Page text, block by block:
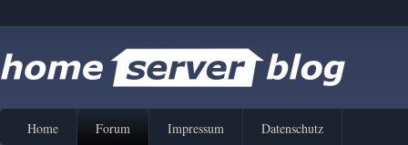
Home Forum Impressum Datenschutz